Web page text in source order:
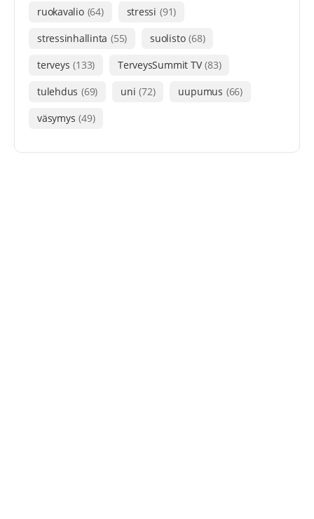
ruokavalio (64) stressi (91)
stressinhallinta (55) suolisto (68)
terveys (133) TerveysSummit TV (83)
tulehdus (69) uni (72) uupumus (66)
väsymys (49)